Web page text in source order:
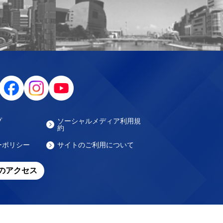
ソーシャルメディア利用規
約
リシー サイトのご利用について
アクセス